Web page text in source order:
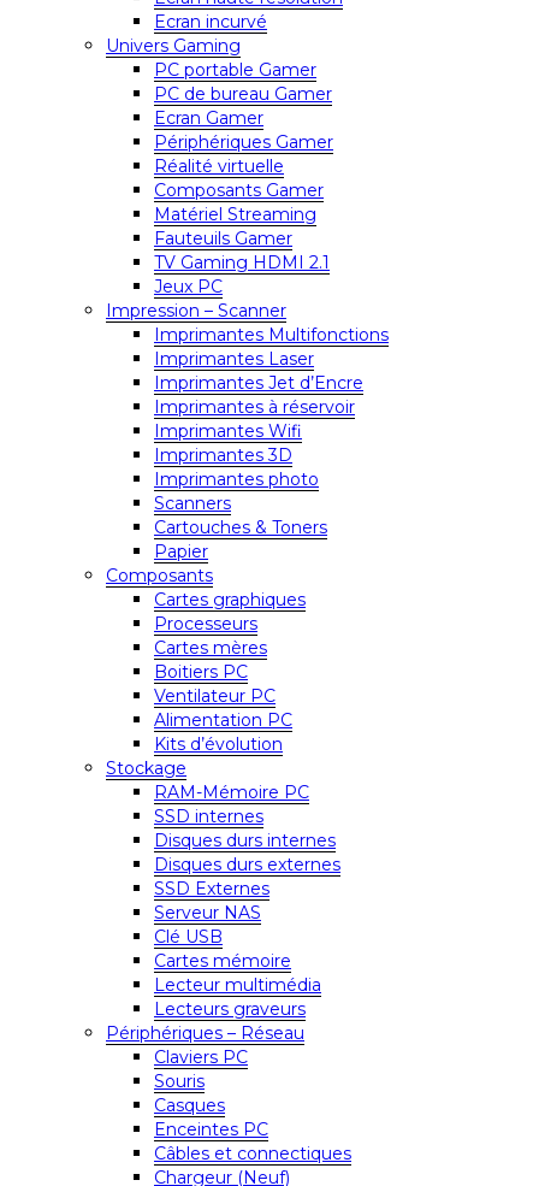
Ecran incurvé
Univers Gaming
PC portable Gamer
PC de bureau Gamer
Ecran Gamer
Périphériques Gamer
Réalité virtuelle
Composants Gamer
Matériel Streaming
Fauteuils Gamer
TV Gaming HDMI 2.1
Jeux PC
Impression – Scanner
Imprimantes Multifonctions
Imprimantes Laser
Imprimantes Jet d’Encre
Imprimantes à réservoir
Imprimantes Wifi
Imprimantes 3D
Imprimantes photo
Scanners
Cartouches & Toners
Papier
Composants
Cartes graphiques
Processeurs
Cartes mères
Boitiers PC
Ventilateur PC
Alimentation PC
Kits d’évolution
Stockage
RAM-Mémoire PC
SSD internes
Disques durs internes
Disques durs externes
SSD Externes
Serveur NAS
Clé USB
Cartes mémoire
Lecteur multimédia
Lecteurs graveurs
Périphériques – Réseau
Claviers PC
Souris
Casques
Enceintes PC
Câbles et connectiques
Chargeur (Neuf)